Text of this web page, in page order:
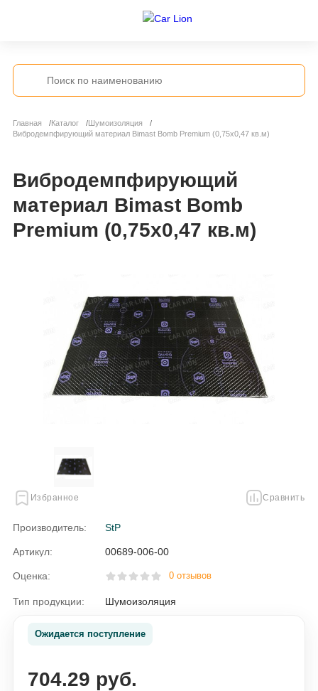
Главная Каталог
Шумоизоляция
Вибродемпфирующий материал Bimast Bomb Premium (0,75х0,47 кв.м)
Вибродемпфирующий
материал Bimast Bomb
Premium (0,75х0,47 кв.м)
Избранное Сравнить
Производитель: StP
Артикул: 00689-006-00
Оценка: 0 отзывов
Тип продукции: Шумоизоляция
Ожидается поступление
704.29 руб.